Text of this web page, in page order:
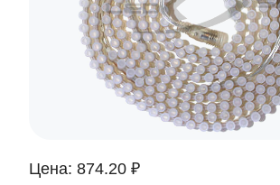
Цена: 874.20 ₽